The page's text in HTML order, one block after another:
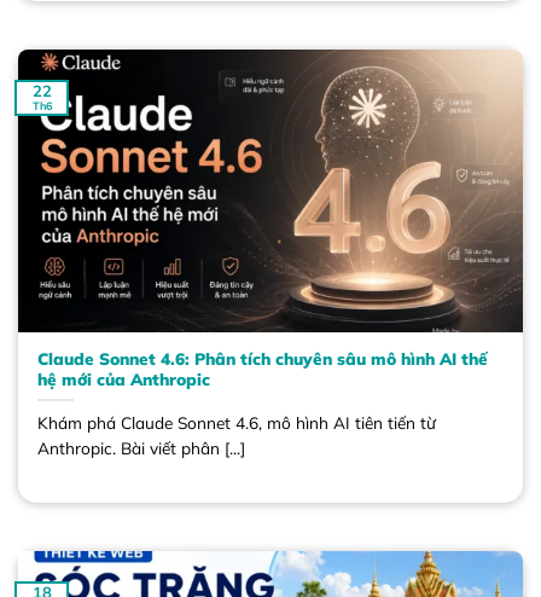
Claude Sonnet 4.6: Phân tích chuyên sâu mô hình AI thế
hệ mới của Anthropic
Khám phá Claude Sonnet 4.6, mô hình AI tiên tiến từ
Anthropic. Bài viết phân [...]
22
Th6
18